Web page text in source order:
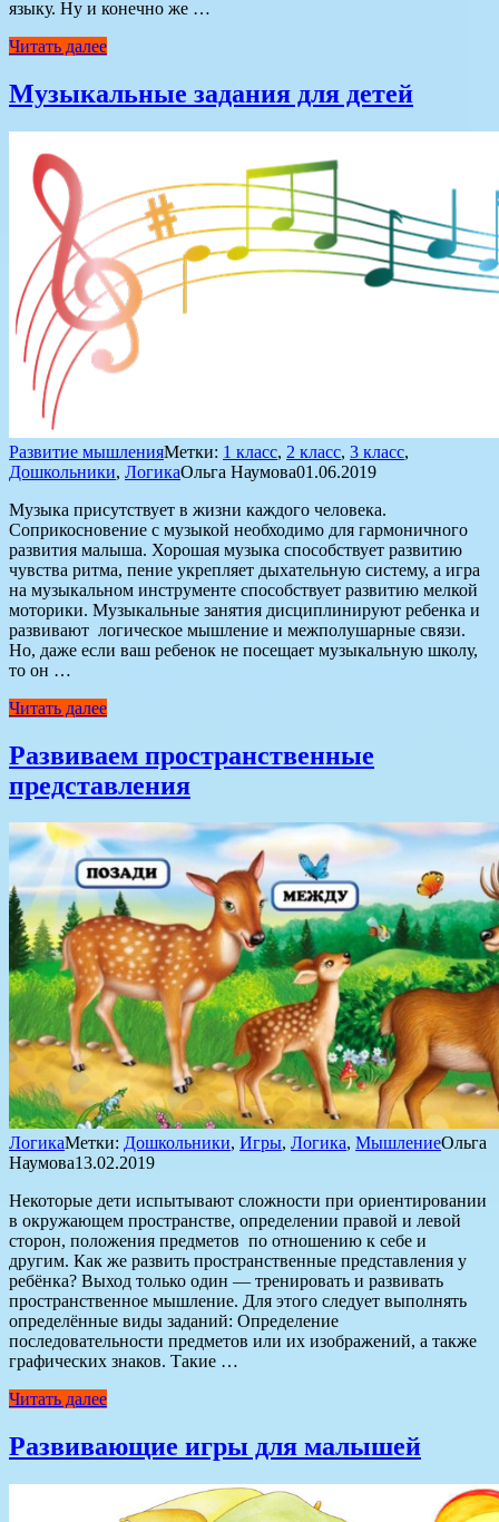
языку. Ну и конечно же …
Читать далее
Музыкальные задания для детей
Развитие мышленияМетки: 1 класс, 2 класс, 3 класс,
Дошкольники, ЛогикаОльга Наумова01.06.2019
Музыка присутствует в жизни каждого человека.
Соприкосновение с музыкой необходимо для гармоничного
развития малыша. Хорошая музыка способствует развитию
чувства ритма, пение укрепляет дыхательную систему, а игра
на музыкальном инструменте способствует развитию мелкой
моторики. Музыкальные занятия дисциплинируют ребенка и
развивают логическое мышление и межполушарные связи.
Но, даже если ваш ребенок не посещает музыкальную школу,
то он …
Читать далее
Развиваем пространственные
представления
ЛогикаМетки: Дошкольники, Игры, Логика, МышлениеОльга
Наумова13.02.2019
Некоторые дети испытывают сложности при ориентировании
в окружающем пространстве, определении правой и левой
сторон, положения предметов по отношению к себе и
другим. Как же развить пространственные представления у
ребёнка? Выход только один — тренировать и развивать
пространственное мышление. Для этого следует выполнять
определённые виды заданий: Определение
последовательности предметов или их изображений, а также
графических знаков. Такие …
Читать далее
Развивающие игры для малышей